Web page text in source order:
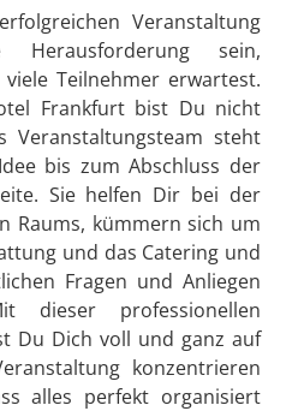
Veranstaltung
sein,
Teilnehmer erwartest.
Frankfurt bist Du nicht
Veranstaltungsteam steht
bis zum Abschluss der
Sie helfen Dir bei der
Raums, kümmern sich um
und das Catering und
Fragen und Anliegen
dieser professionellen
Du Dich voll und ganz auf
konzentrieren
alles perfekt organisiert